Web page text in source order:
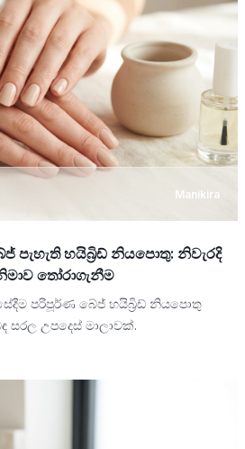
Manikira
පැහැති හයිබ්‍රිඩ් නියපොතු: නිවැරදි
තෝරාගැනීම
පරිපූර්ණ බේජ් හයිබ්‍රිඩ් නියපොතු
සරල උපදෙස් මාලාවක්.